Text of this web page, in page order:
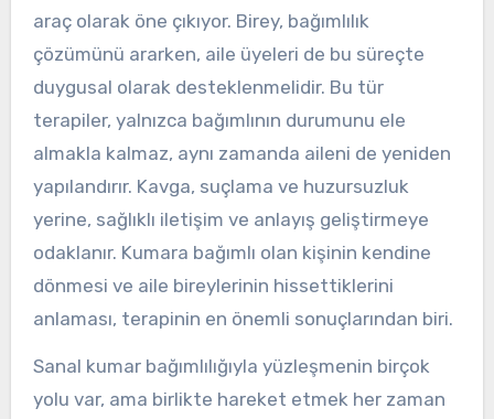
araç olarak öne çıkıyor. Birey, bağımlılık
çözümünü ararken, aile üyeleri de bu süreçte
duygusal olarak desteklenmelidir. Bu tür
terapiler, yalnızca bağımlının durumunu ele
almakla kalmaz, aynı zamanda aileni de yeniden
yapılandırır. Kavga, suçlama ve huzursuzluk
yerine, sağlıklı iletişim ve anlayış geliştirmeye
odaklanır. Kumara bağımlı olan kişinin kendine
dönmesi ve aile bireylerinin hissettiklerini
anlaması, terapinin en önemli sonuçlarından biri.
Sanal kumar bağımlılığıyla yüzleşmenin birçok
yolu var, ama birlikte hareket etmek her zaman